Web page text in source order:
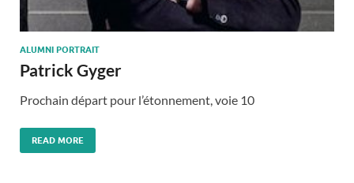
ALUMNI PORTRAIT
Patrick Gyger
Prochain départ pour l’étonnement, voie 10
READ MORE